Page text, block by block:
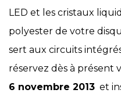
LED et les cristaux
polyester de votre
sert aux circuits
réservez dès à présent
6 novembre 2013 et